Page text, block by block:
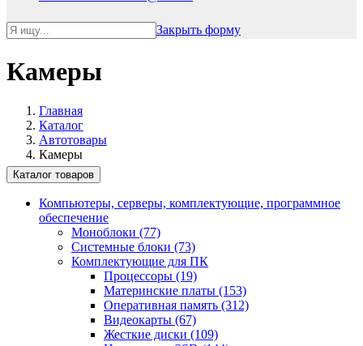
Закрыть форму
Камеры
Главная
Каталог
Автотовары
Камеры
Каталог товаров
Компьютеры, серверы, комплектующие, программное
обеспечение
Моноблоки (77)
Системные блоки (73)
Комплектующие для ПК
Процессоры (19)
Материнские платы (153)
Оперативная память (312)
Видеокарты (67)
Жесткие диски (109)